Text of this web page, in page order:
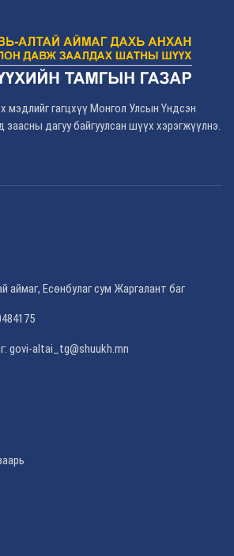
мэдлийг гагцхүү Монгол Улсын Үндсэн
заасны дагуу байгуулсан шүүх хэрэгжүүлнэ.
аймаг, Есөнбулаг сум Жаргалант баг
govi-altai_tg@shuukh.mn